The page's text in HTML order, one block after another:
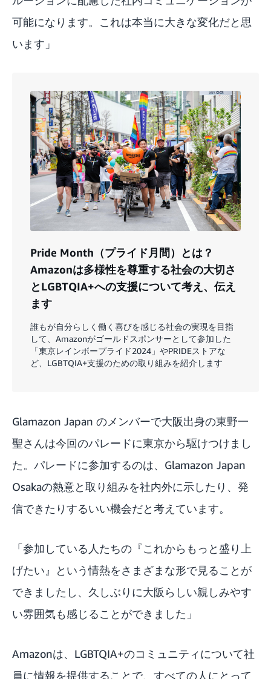
可能になります。これは本当に大きな変化だと思
います」
Pride Month（プライド月間）とは？
Amazonは多様性を尊重する社会の大切さ
とLGBTQIA+への支援について考え、伝え
ます
誰もが自分らしく働く喜びを感じる社会の実現を目指
して、Amazonがゴールドスポンサーとして参加した
「東京レインボープライド2024」やPRIDEストアな
ど、LGBTQIA+支援のための取り組みを紹介します
Glamazon Japan のメンバーで大阪出身の東野一
聖さんは今回のパレードに東京から駆けつけまし
た。パレードに参加するのは、Glamazon Japan
Osakaの熱意と取り組みを社内外に示したり、発
信できたりするいい機会だと考えています。
「参加している人たちの『これからもっと盛り上
げたい』という情熱をさまざまな形で見ることが
できましたし、久しぶりに大阪らしい親しみやす
い雰囲気も感じることができました」
Amazonは、LGBTQIA+のコミュニティについて社
員に情報を提供することで、すべての人にとって